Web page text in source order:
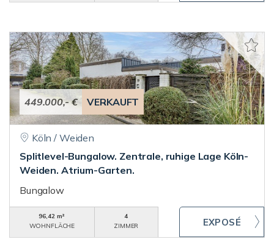
449.000,- € VERKAUFT
Köln / Weiden
Splitlevel-Bungalow. Zentrale, ruhige Lage Köln-
Weiden. Atrium-Garten.
Bungalow
96,42 m²
WOHNFLÄCHE
4
ZIMMER